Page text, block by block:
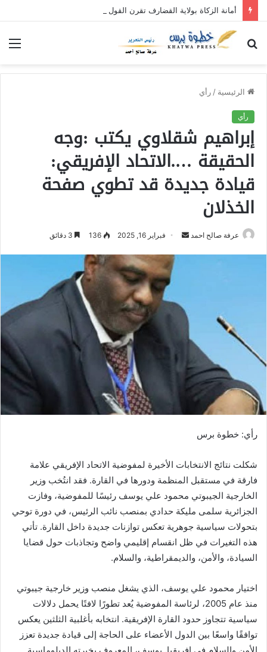
الرئيسية / رأي
رأي
إبراهيم شقلاوي يكتب :وجه
الحقيقة ….الاتحاد الإفريقي:
قيادة جديدة قد تطوي صفحة
الخذلان
عرفة صالح احمد
ر
ي
ا
فبراير 16, 2025 136
رأي: خطوة برس
شكلت نتائج الانتخابات الأخيرة لمفوضية الاتحاد الإفريقي علامة
فارقة في مستقبل المنظمة ودورها في القارة. فقد انتُخب وزير
الخارجية الجيبوتي محمود علي يوسف رئيسًا للمفوضية، وفازت
الجزائرية سلمى مليكة حدادي بمنصب نائب الرئيس، في دورة توحي
بتحولات سياسية جوهرية تعكس توازنات جديدة داخل القارة. تأتي
هذه التغيرات في ظل انقسام إقليمي واضح وتجاذبات حول قضايا
السيادة، والأمن، والديمقراطية، والسلام.
اختيار محمود علي يوسف، الذي يشغل منصب وزير خارجية جيبوتي
منذ عام 2005، لرئاسة المفوضية يُعد تطورًا لافتًا يحمل دلالات
سياسية تتجاوز حدود القارة الإفريقية. انتخابه بأغلبية الثلثين يعكس
توافقًا واسعًا بين الدول الأعضاء على الحاجة إلى قيادة جديدة تعزز